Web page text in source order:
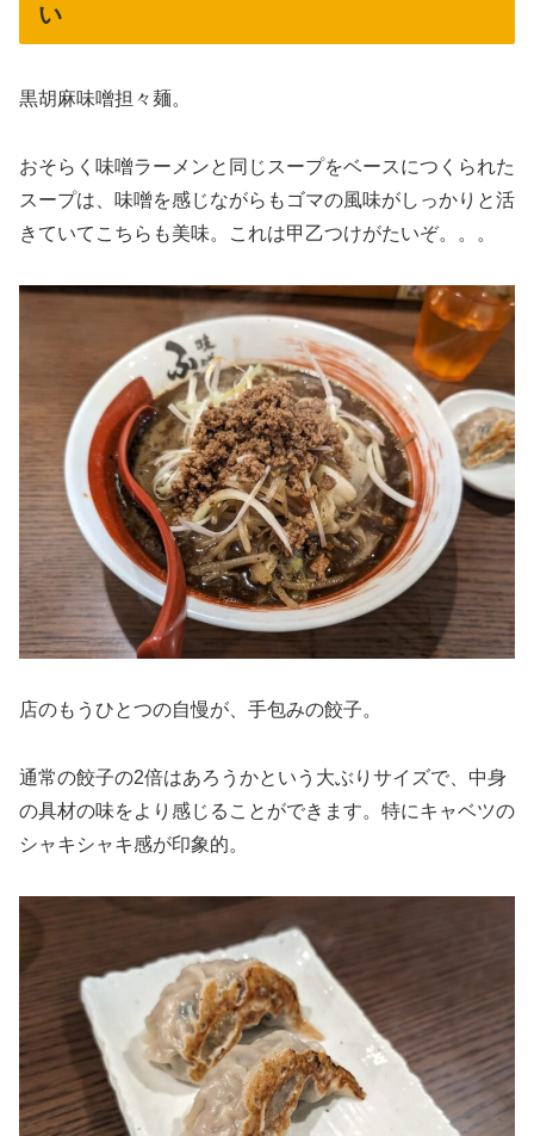
い
黒胡麻味噌担々麺。
おそらく味噌ラーメンと同じスープをベースにつくられた
スープは、味噌を感じながらもゴマの風味がしっかりと活
きていてこちらも美味。これは甲乙つけがたいぞ。。。
店のもうひとつの自慢が、手包みの餃子。
通常の餃子の2倍はあろうかという大ぶりサイズで、中身
の具材の味をより感じることができます。特にキャベツの
シャキシャキ感が印象的。